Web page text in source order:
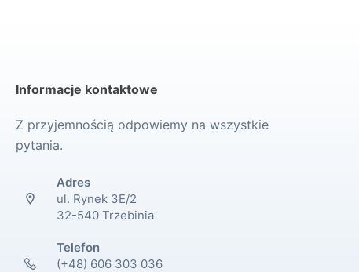
Informacje kontaktowe
Z przyjemnością odpowiemy na wszystkie
pytania.
Adres
ul. Rynek 3E/2
32-540 Trzebinia
Telefon
(+48) 606 303 036